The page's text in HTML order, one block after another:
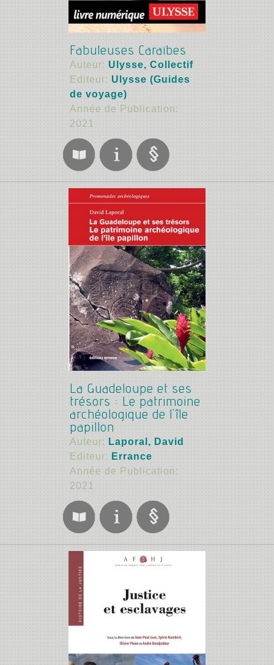
Fabuleuses Caraïbes
Auteur:Ulysse, Collectif
Editeur:Ulysse (Guides
de voyage)
Année de Publication:
2021
La Guadeloupe et ses
trésors : Le patrimoine
archéologique de l'île
papillon
Auteur: Laporal, David
Editeur: Errance
Année de Publication:
2021